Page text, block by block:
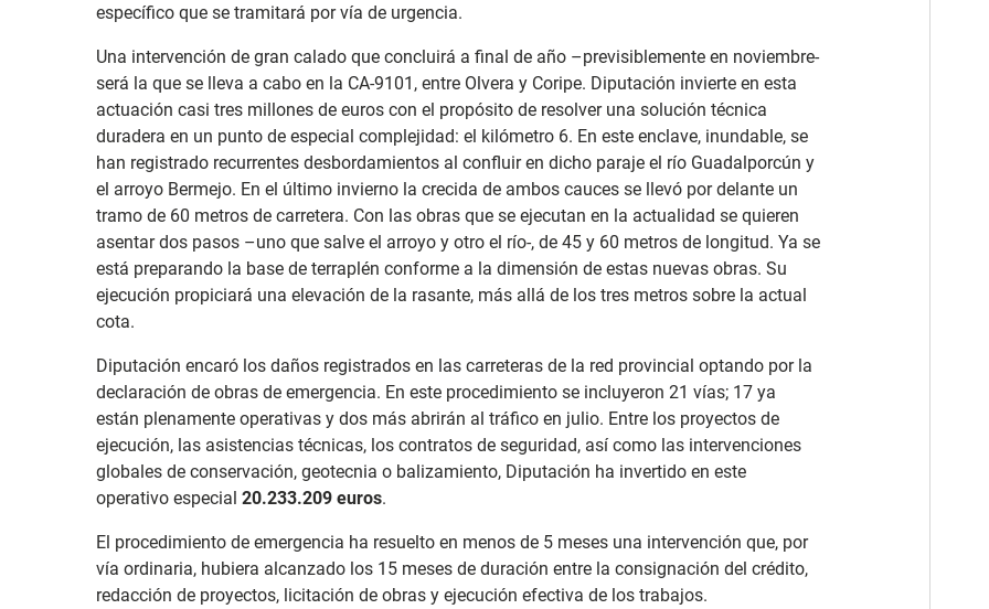
específico que se tramitará por vía de urgencia.
Una intervención de gran calado que concluirá a final de año –previsiblemente en noviembre-
será la que se lleva a cabo en la CA-9101, entre Olvera y Coripe. Diputación invierte en esta
actuación casi tres millones de euros con el propósito de resolver una solución técnica
duradera en un punto de especial complejidad: el kilómetro 6. En este enclave, inundable, se
han registrado recurrentes desbordamientos al confluir en dicho paraje el río Guadalporcún y
el arroyo Bermejo. En el último invierno la crecida de ambos cauces se llevó por delante un
tramo de 60 metros de carretera. Con las obras que se ejecutan en la actualidad se quieren
asentar dos pasos –uno que salve el arroyo y otro el río-, de 45 y 60 metros de longitud. Ya se
está preparando la base de terraplén conforme a la dimensión de estas nuevas obras. Su
ejecución propiciará una elevación de la rasante, más allá de los tres metros sobre la actual
cota.
Diputación encaró los daños registrados en las carreteras de la red provincial optando por la
declaración de obras de emergencia. En este procedimiento se incluyeron 21 vías; 17 ya
están plenamente operativas y dos más abrirán al tráfico en julio. Entre los proyectos de
ejecución, las asistencias técnicas, los contratos de seguridad, así como las intervenciones
globales de conservación, geotecnia o balizamiento, Diputación ha invertido en este
operativo especial 20.233.209 euros.
El procedimiento de emergencia ha resuelto en menos de 5 meses una intervención que, por
vía ordinaria, hubiera alcanzado los 15 meses de duración entre la consignación del crédito,
redacción de proyectos, licitación de obras y ejecución efectiva de los trabajos.